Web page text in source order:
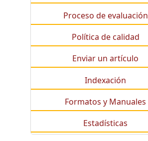
Proceso de evaluación
Política de calidad
Enviar un artículo
Indexación
Formatos y Manuales
Estadísticas